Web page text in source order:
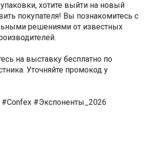
хотите выйти на новый
покупателя! Вы познакомитесь с
решениями от известных
на выставку бесплатно по
Уточняйте промокод у
#Confex #Экспоненты_2026